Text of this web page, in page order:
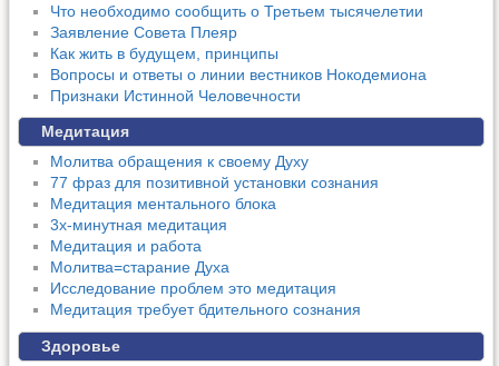
Что необходимо сообщить о Третьем тысячелетии
Заявление Совета Плеяр
Как жить в будущем, принципы
Вопросы и ответы о линии вестников Нокодемиона
Признаки Истинной Человечности
Медитация
Молитва обращения к своему Духу
77 фраз для позитивной установки сознания
Медитация ментального блока
3х-минутная медитация
Медитация и работа
Молитва=старание Духа
Исследование проблем это медитация
Медитация требует бдительного сознания
Здоровье